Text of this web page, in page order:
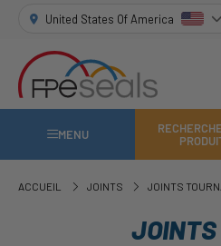
United States Of America
MENU
ACCUEIL JOINTS JOINTS